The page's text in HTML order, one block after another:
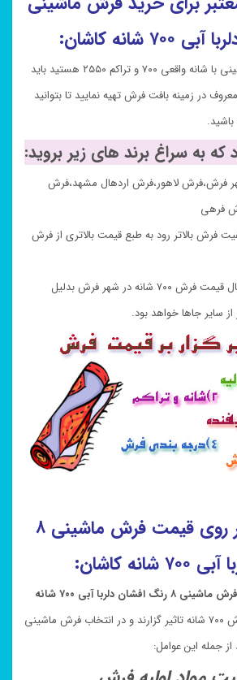
اگر شما بدنبال فرش ماشینی با شانه واقعی ۷۰۰ و تراکم ۲۵۵۰ هستید باید
در زمینه بافت فرش تهیه نمایید تا بتوانید
به سراغ برند های زیر بروید:
فرش،فرش لاهور،فرش اردهال مشهد،فرش
فرهی
فرش بالاتر رود به طبع قیمت بالاتری از فرش
و باید گفت که بعنوان مثال قیمت فرش ۷۰۰ شانه در شهر فرش بدلیل
سایر جاها خواهد بود.
عوامل موثر روی قیمت فرش ماشینی ۸
کاشان:
فرش ماشینی ۸ رنگ افشان دلربا آبی ۷۰۰ شانه
و طبع کیفیت فرش ۷۰۰ شانه تاثیر گزارند و در انتخاب فرش ماشینی
جمله این عوامل: